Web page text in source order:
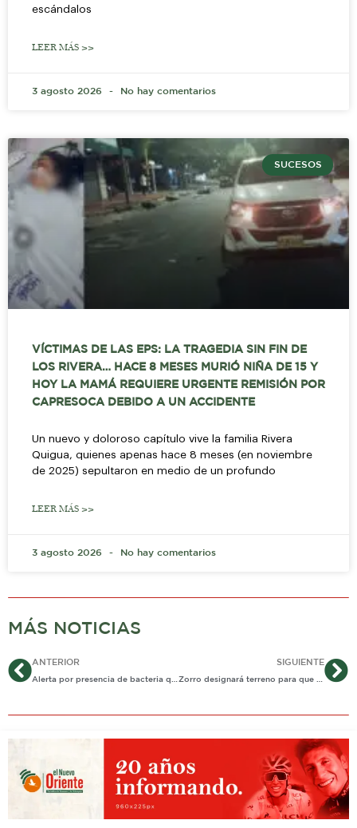
escándalos
LEER MÁS >>
3 agosto 2026 No hay comentarios
SUCESOS
VÍCTIMAS DE LAS EPS: LA TRAGEDIA SIN FIN DE
LOS RIVERA… HACE 8 MESES MURIÓ NIÑA DE 15 Y
HOY LA MAMÁ REQUIERE URGENTE REMISIÓN POR
CAPRESOCA DEBIDO A UN ACCIDENTE
Un nuevo y doloroso capítulo vive la familia Rivera
Quigua, quienes apenas hace 8 meses (en noviembre
de 2025) sepultaron en medio de un profundo
LEER MÁS >>
3 agosto 2026 No hay comentarios
MÁS NOTICIAS
AntANTERIOR
Alerta por presencia de bacteria que afecta cultivos
SIGUIENTE
Zorro designará terreno para que 151 familias tengan su lote en Paz de Ariporo